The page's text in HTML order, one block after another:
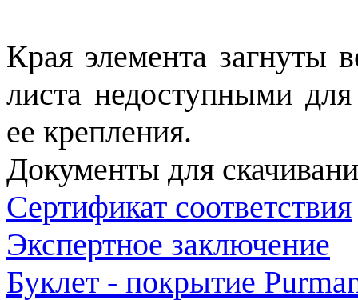
Края элемента загнуты
листа недоступными
ее крепления.
Документы для
Сертификат соответствия
Экспертное заключение
Буклет - покрытие